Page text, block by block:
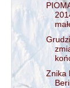
Znika